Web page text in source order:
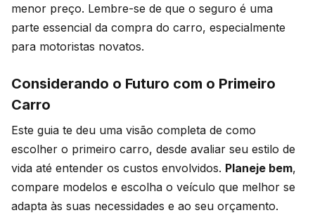
menor preço. Lembre-se de que o seguro é uma
parte essencial da compra do carro, especialmente
para motoristas novatos.
Considerando o Futuro com o Primeiro
Carro
Este guia te deu uma visão completa de como
escolher o primeiro carro, desde avaliar seu estilo de
vida até entender os custos envolvidos. Planeje bem,
compare modelos e escolha o veículo que melhor se
adapta às suas necessidades e ao seu orçamento.